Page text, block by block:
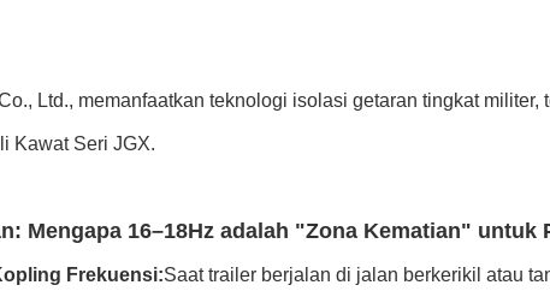
Ltd., memanfaatkan teknologi isolasi getaran tingkat
Kawat Seri JGX.
Mengapa 16–18Hz adalah "Zona Kematian" untuk
Frekuensi:Saat trailer berjalan di jalan berkerikil atau